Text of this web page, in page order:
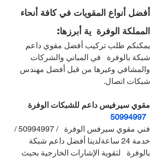
أفضل أنواع المقويات في كافة أنحاء
المملكة الوفرة  ية أبرزها:
يمكنكم طلب تركيب أفضل مقوي داعم
شبكة بالوفرة   في المباني والشركات
والمشافي وغيرها من قبل أفضل مهندس
شبكات اتصال.
مقوي سيرفيس داعم للشبكات الوفرة
50994997
فني مقوي سيرفس الوفرة   / 50994997 /
خدمة 24 ساعةلدينا أفضل داعم شبكة
بالوفرة   لتقوية الإشارات الخارجية بحيث